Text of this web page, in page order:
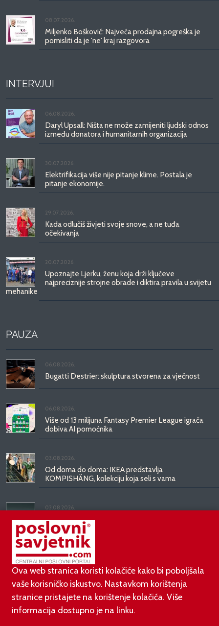
08.07.2026.
Miljenko Bošković: Najveća prodajna pogreška je
pomisliti da je 'ne' kraj razgovora
INTERVJUI
06.08.2026.
Daryl Upsall: Ništa ne može zamijeniti ljudski odnos
između donatora i humanitarnih organizacija
30.07.2026.
Elektrifikacija više nije pitanje klime. Postala je
pitanje ekonomije.
29.07.2026.
Kada odlučiš živjeti svoje snove, a ne tuđa
očekivanja
20.07.2026.
Upoznajte Ljerku, ženu koja drži ključeve
najpreciznije strojne obrade i diktira pravila u svijetu
mehanike
PAUZA
06.08.2026.
Bugatti Destrier: skulptura stvorena za vječnost
06.08.2026.
Više od 13 milijuna Fantasy Premier League igrača
dobiva AI pomoćnika
03.08.2026.
Od doma do doma: IKEA predstavlja
KOMPISHÄNG, kolekciju koja seli s vama
03.08.2026.
Kineski BYD predstavio luksuznu limuzinu veću od
Mercedesove S-klase, obećava domet do 1.000
kilometara
Ova web stranica koristi kolačiće kako bi poboljšala
vaše korisničko iskustvo. Nastavkom korištenja
stranice pristajete na korištenje kolačića. Više
informacija dostupno je na linku.